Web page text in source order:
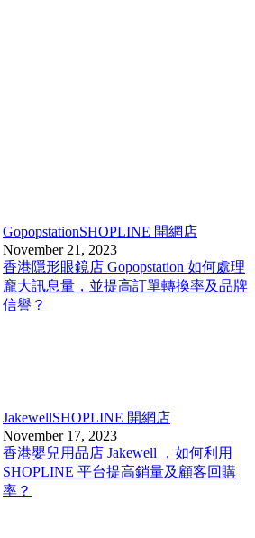
GopopstationSHOPLINE 開網店
November 21, 2023
香港隱形眼鏡店 Gopopstation 如何處理
龐大訊息量，並提高訂單轉換率及品牌
信譽？
JakewellSHOPLINE 開網店
November 17, 2023
香港嬰兒用品店 Jakewell ，如何利用
SHOPLINE 平台提高銷量及顧客回購
率？